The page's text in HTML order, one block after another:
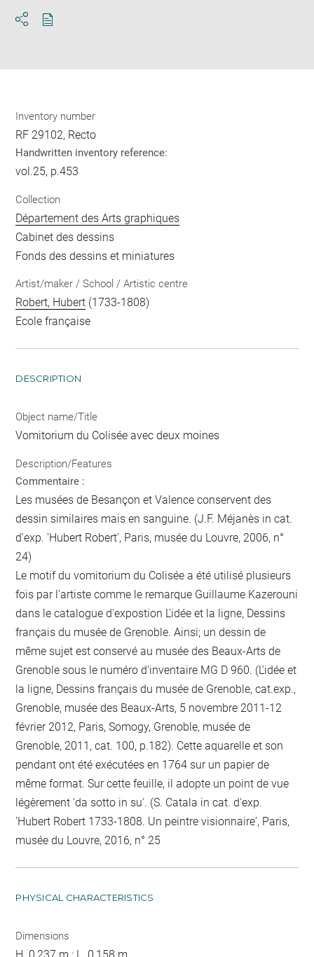
Inventory number
RF 29102, Recto
Handwritten inventory reference:
vol.25, p.453
Collection
Département des Arts graphiques
Cabinet des dessins
Fonds des dessins et miniatures
Artist/maker / School / Artistic centre
Robert, Hubert (1733-1808)
Ecole française
DESCRIPTION
Object name/Title
Vomitorium du Colisée avec deux moines
Description/Features
Commentaire :
Les musées de Besançon et Valence conservent des
dessin similaires mais en sanguine. (J.F. Méjanès in cat.
d'exp. 'Hubert Robert', Paris, musée du Louvre, 2006, n°
24)
Le motif du vomitorium du Colisée a été utilisé plusieurs
fois par l'artiste comme le remarque Guillaume Kazerouni
dans le catalogue d'expostion L'idée et la ligne, Dessins
français du musée de Grenoble. Ainsi; un dessin de
même sujet est conservé au musée des Beaux-Arts de
Grenoble sous le numéro d'inventaire MG D 960. (L'idée et
la ligne, Dessins français du musée de Grenoble, cat.exp.,
Grenoble, musée des Beaux-Arts, 5 novembre 2011-12
février 2012, Paris, Somogy, Grenoble, musée de
Grenoble, 2011, cat. 100, p.182). Cette aquarelle et son
pendant ont été exécutées en 1764 sur un papier de
même format. Sur cette feuille, il adopte un point de vue
légèrement 'da sotto in su'. (S. Catala in cat. d'exp.
'Hubert Robert 1733-1808. Un peintre visionnaire', Paris,
musée du Louvre, 2016, n° 25
PHYSICAL CHARACTERISTICS
Dimensions
H. 0,237 m ; L. 0,158 m